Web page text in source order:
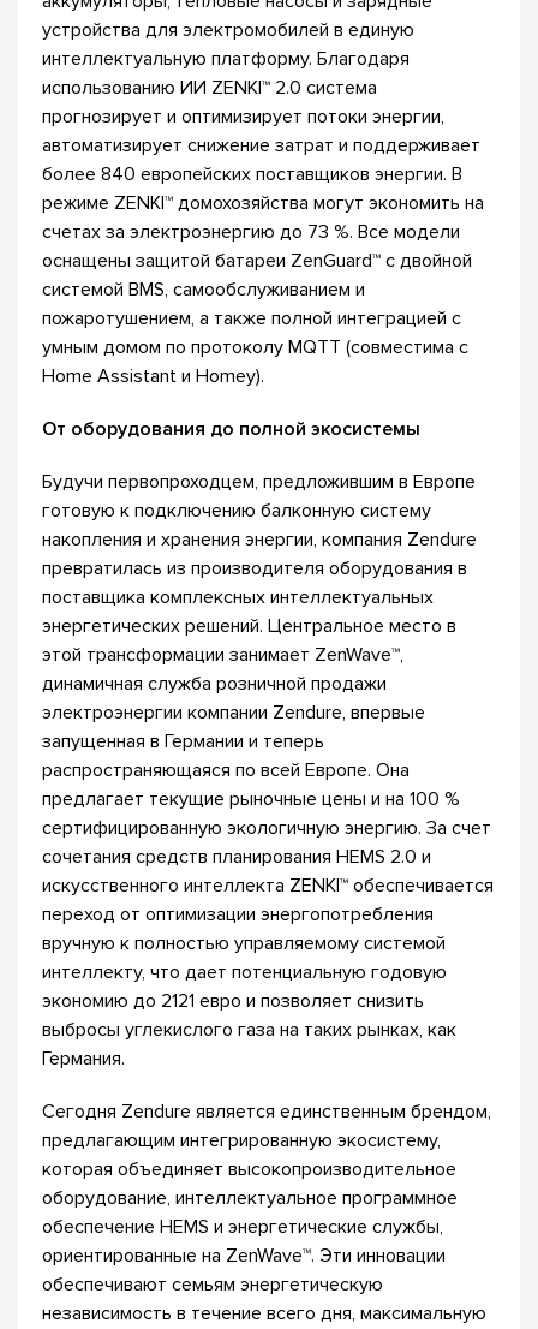
устройства для электромобилей в единую
интеллектуальную платформу. Благодаря
использованию ИИ ZENKI™ 2.0 система
прогнозирует и оптимизирует потоки энергии,
автоматизирует снижение затрат и поддерживает
более 840 европейских поставщиков энергии. В
режиме ZENKI™ домохозяйства могут экономить на
счетах за электроэнергию до 73 %. Все модели
оснащены защитой батареи ZenGuard™ с двойной
системой BMS, самообслуживанием и
пожаротушением, а также полной интеграцией с
умным домом по протоколу MQTT (совместима с
Home Assistant и Homey).
От оборудования до полной экосистемы
Будучи первопроходцем, предложившим в Европе
готовую к подключению балконную систему
накопления и хранения энергии, компания Zendure
превратилась из производителя оборудования в
поставщика комплексных интеллектуальных
энергетических решений. Центральное место в
этой трансформации занимает ZenWave™,
динамичная служба розничной продажи
электроэнергии компании Zendure, впервые
запущенная в Германии и теперь
распространяющаяся по всей Европе. Она
предлагает текущие рыночные цены и на 100 %
сертифицированную экологичную энергию. За счет
сочетания средств планирования HEMS 2.0 и
искусственного интеллекта ZENKI™ обеспечивается
переход от оптимизации энергопотребления
вручную к полностью управляемому системой
интеллекту, что дает потенциальную годовую
экономию до 2121 евро и позволяет снизить
выбросы углекислого газа на таких рынках, как
Германия.
Сегодня Zendure является единственным брендом,
предлагающим интегрированную экосистему,
которая объединяет высокопроизводительное
оборудование, интеллектуальное программное
обеспечение HEMS и энергетические службы,
ориентированные на ZenWave™. Эти инновации
обеспечивают семьям энергетическую
независимость в течение всего дня, максимальную